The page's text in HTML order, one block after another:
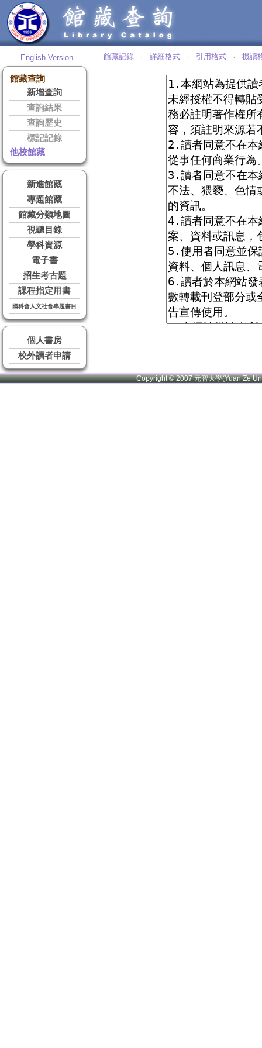
English Version
館藏查詢
新增查詢
查詢結果
查詢歷史
標記記錄
他校館藏
新進館藏
專題館藏
館藏分類地圖
視聽目錄
學科資源
電子書
招生考古題
課程指定用書
國科會人文社會專題書目
個人書房
校外讀者申請
館藏記錄 ‧ 詳細格式 ‧ 引用格式 ‧ 機讀
Copyright © 2007 元智大學(Yuan Ze